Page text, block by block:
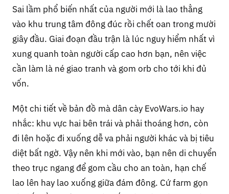
Sai lầm phổ biến nhất của người mới là lao thẳng
vào khu trung tâm đông đúc rồi chết oan trong mười
giây đầu. Giai đoạn đầu trận là lúc nguy hiểm nhất vì
xung quanh toàn người cấp cao hơn bạn, nên việc
cần làm là né giao tranh và gom orb cho tới khi đủ
vốn.
Một chi tiết về bản đồ mà dân cày EvoWars.io hay
nhắc: khu vực hai bên trái và phải thoáng hơn, còn
đi lên hoặc đi xuống dễ va phải người khác và bị tiêu
diệt bất ngờ. Vậy nên khi mới vào, bạn nên di chuyển
theo trục ngang để gom cầu cho an toàn, hạn chế
lao lên hay lao xuống giữa đám đông. Cứ farm gọn